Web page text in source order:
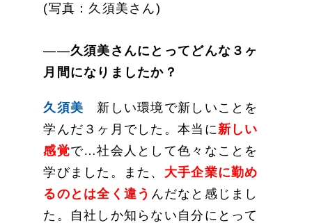
(写真：久須美さん)
――久須美さんにとってどんな３ヶ
月間になりましたか？
久須美 新しい環境で新しいことを
学んだ３ヶ月でした。本当に 新しい
感覚で…社会人として色々なことを
学びました。また、 大手企業に勤め
るのとは全く違う んだなと感じまし
た。自社しか知らない自分にとって